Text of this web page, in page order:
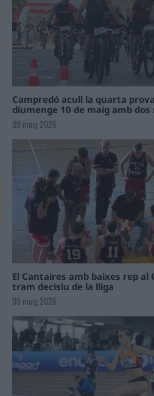
Campredó acull la quarta
diumenge 10 de maig amb
09 maig 2026
El Cantaires amb baixes rep al
tram decisiu de la lliga
09 maig 2026